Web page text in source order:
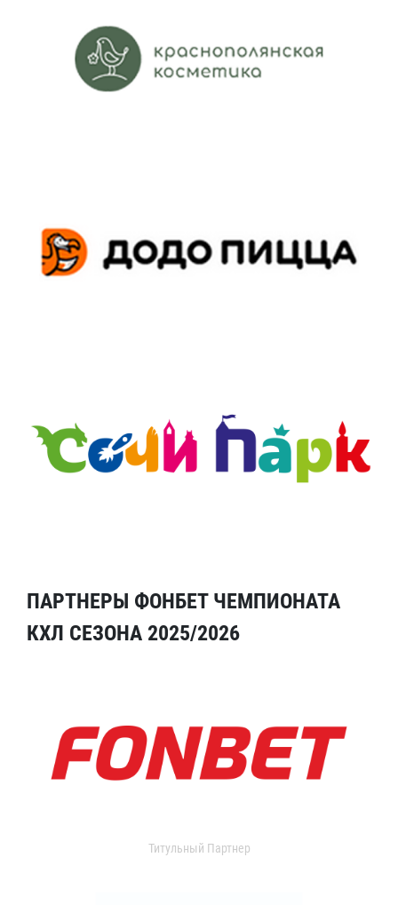
ПАРТНЕРЫ ФОНБЕТ ЧЕМПИОНАТА
КХЛ СЕЗОНА 2025/2026
Титульный Партнер